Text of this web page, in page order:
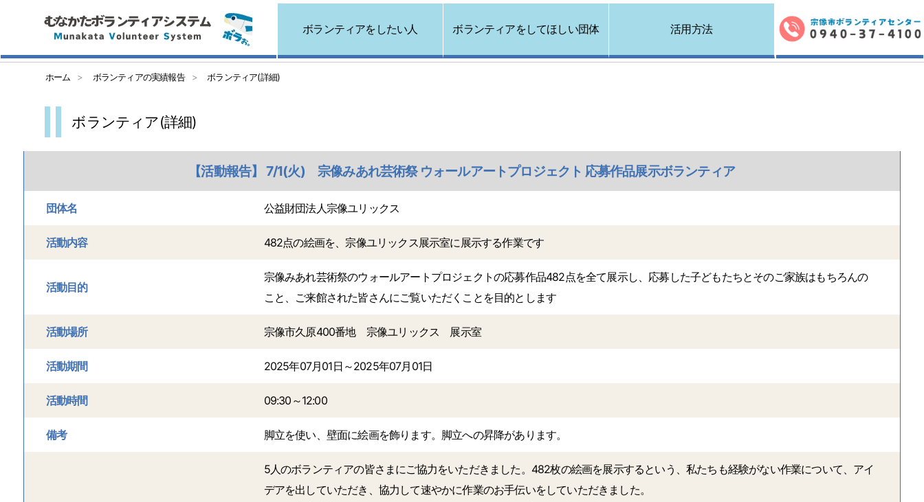
ボランティアをしたい人 ボランティアをしてほしい団体 活用方法
ホーム ボランティアの実績報告 ボランティア(詳細)
ボランティア(詳細)
【活動報告】 7/1(火) 宗像みあれ芸術祭 ウォールアートプロジェクト 応募作品展示ボランティア
団体名 公益財団法人宗像ユリックス
活動内容 482点の絵画を、宗像ユリックス展示室に展示する作業です
活動目的
宗像みあれ芸術祭のウォールアートプロジェクトの応募作品482点を全て展示し、応募した子どもたちとそのご家族はもちろんの
こと、ご来館された皆さんにご覧いただくことを目的とします
活動場所 宗像市久原400番地 宗像ユリックス 展示室
活動期間 2025年07月01日～2025年07月01日
活動時間 09:30～12:00
備考 脚立を使い、壁面に絵画を飾ります。脚立への昇降があります。
5人のボランティアの皆さまにご協力をいただきました。482枚の絵画を展示するという、私たちも経験がない作業について、アイ
デアを出していただき、協力して速やかに作業のお手伝いをしていただきました。